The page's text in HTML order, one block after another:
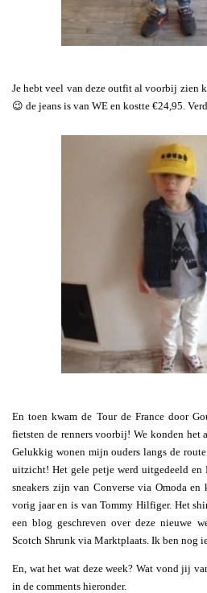
Je hebt veel van deze outfit al voorbij zien
😉 de jeans is van WE en kostte €24,95.
En toen kwam de Tour de France door
fietsten de renners voorbij! We konden het
Gelukkig wonen mijn ouders langs de
uitzicht! Het gele petje werd uitgedeeld
sneakers zijn van Converse via Omoda
vorig jaar en is van Tommy Hilfiger. Het
een blog geschreven over deze nieuwe
Scotch Shrunk via Marktplaats. Ik ben nog
En, wat het wat deze week? Wat vond jij
in de comments hieronder.